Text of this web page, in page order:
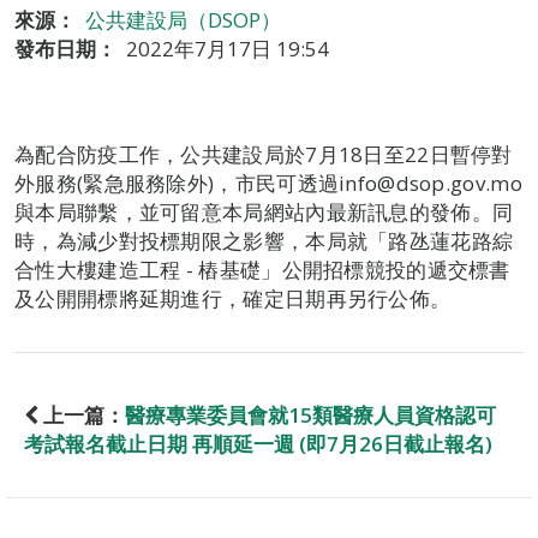
來源：
公共建設局（DSOP）
發布日期：
2022年7月17日 19:54
為配合防疫工作，公共建設局於7月18日至22日暫停對
外服務(緊急服務除外)，市民可透過info@dsop.gov.mo
與本局聯繫，並可留意本局網站內最新訊息的發佈。同
時，為減少對投標期限之影響，本局就「路氹蓮花路綜
合性大樓建造工程 - 樁基礎」公開招標競投的遞交標書
及公開開標將延期進行，確定日期再另行公佈。
上一篇： 醫療專業委員會就15類醫療人員資格認可
考試報名截止日期 再順延一週 (即7月26日截止報名)